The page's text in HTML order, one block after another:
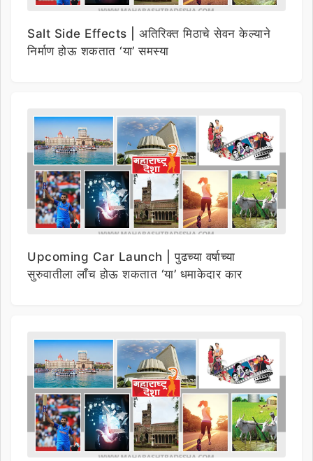
Salt Side Effects | अतिरिक्त मिठाचे सेवन केल्याने
निर्माण होऊ शकतात ‘या’ समस्या
Upcoming Car Launch | पुढच्या वर्षाच्या
सुरुवातीला लाँच होऊ शकतात ‘या’ धमाकेदार कार